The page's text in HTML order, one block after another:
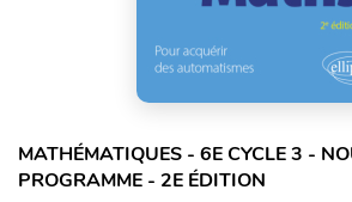
MATHÉMATIQUES - 6E CYCLE 3 -
PROGRAMME - 2E ÉDITION